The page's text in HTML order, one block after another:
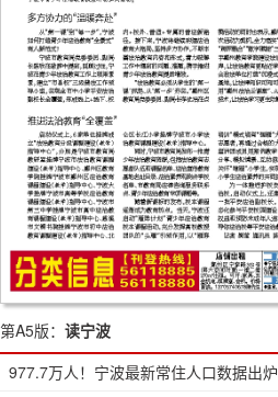
第A5版： 读宁波
977.7万人！宁波最新常住人口数据出炉